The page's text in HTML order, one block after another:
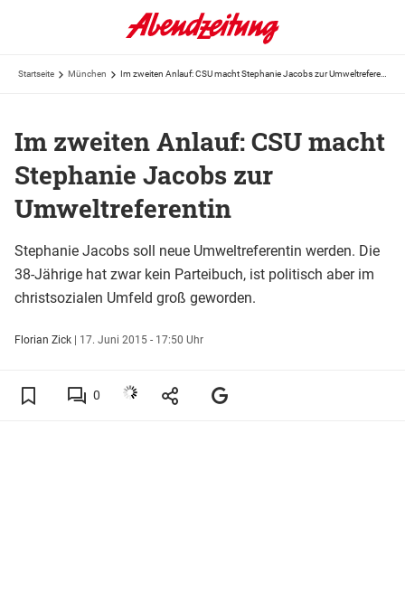
Startseite München
Im zweiten Anlauf: CSU macht
Stephanie Jacobs zur
Umweltreferentin
Stephanie Jacobs soll neue Umweltreferentin werden. Die
38-Jährige hat zwar kein Parteibuch, ist politisch aber im
christsozialen Umfeld groß geworden.
Florian Zick | 17. Juni 2015 - 17:50 Uhr
0